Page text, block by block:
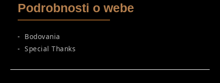
Podrobnosti o webe
Bodovania
Special Thanks